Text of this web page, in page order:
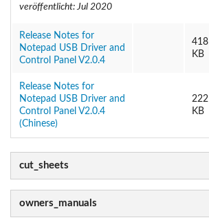
veröffentlicht: Jul 2020
Release Notes for
Notepad USB Driver and
Control Panel V2.0.4
418
KB
Release Notes for
Notepad USB Driver and
Control Panel V2.0.4
(Chinese)
222
KB
cut_sheets
owners_manuals